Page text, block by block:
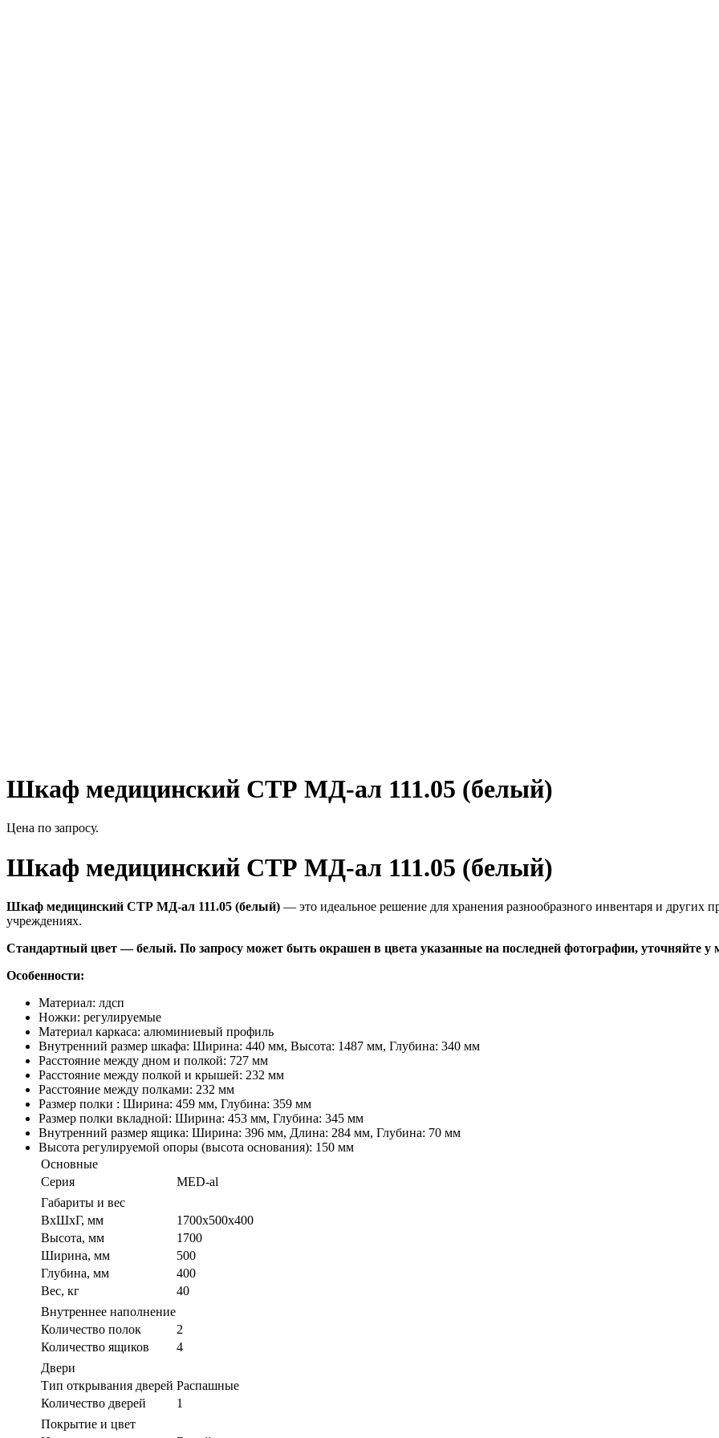
Шкаф медицинский СТР МД-ал 111.05 (белый)
Цена по запросу.
Шкаф медицинский СТР МД-ал 111.05 (белый)
Шкаф медицинский СТР МД-ал 111.05 (белый) — это идеальное решение для хранения разнообразного инвентаря и других
учреждениях.
Стандартный цвет — белый. По запросу может быть окрашен в цвета указанные на последней фотографии, уточняйте у
Особенности:
Материал: лдсп
Ножки: регулируемые
Материал каркаса: алюминиевый профиль
Внутренний размер шкафа: Ширина: 440 мм, Высота: 1487 мм, Глубина: 340 мм
Расстояние между дном и полкой: 727 мм
Расстояние между полкой и крышей: 232 мм
Расстояние между полками: 232 мм
Размер полки : Ширина: 459 мм, Глубина: 359 мм
Размер полки вкладной: Ширина: 453 мм, Глубина: 345 мм
Внутренний размер ящика: Ширина: 396 мм, Длина: 284 мм, Глубина: 70 мм
Высота регулируемой опоры (высота основания): 150 мм
Основные
Серия
MED-al
Габариты и вес
ВхШхГ, мм
1700х500х400
Высота, мм
1700
Ширина, мм
500
Глубина, мм
400
Вес, кг
40
Внутреннее наполнение
Количество полок
2
Количество ящиков
4
Двери
Тип открывания дверей Распашные
Количество дверей
1
Покрытие и цвет